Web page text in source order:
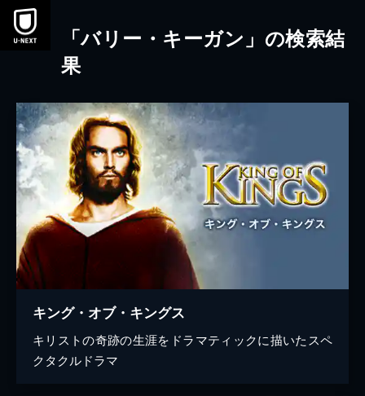
本文へスキップ
「バリー・キーガン」の検索結
果
キング・オブ・キングス
キリストの奇跡の生涯をドラマティックに描いたスペ
クタクルドラマ